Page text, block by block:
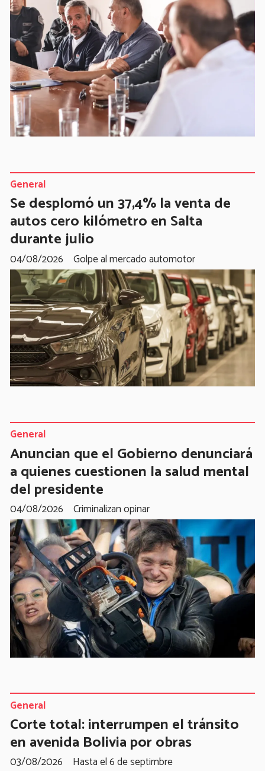
Se desplomó un 37,4% la venta de
autos cero kilómetro en Salta
durante julio
Golpe al mercado automotor
General
04/08/2026
Anuncian que el Gobierno denunciará
a quienes cuestionen la salud mental
del presidente
Criminalizan opinar
General
04/08/2026
Corte total: interrumpen el tránsito
en avenida Bolivia por obras
Hasta el 6 de septimbre
General
03/08/2026